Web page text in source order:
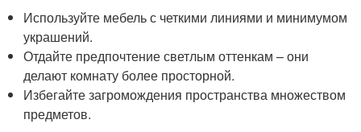
Используйте мебель с четкими линиями и минимумом
украшений.
Отдайте предпочтение светлым оттенкам – они
делают комнату более просторной.
Избегайте загромождения пространства множеством
предметов.